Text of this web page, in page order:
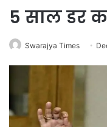
5 साल डर
Swarajya Times